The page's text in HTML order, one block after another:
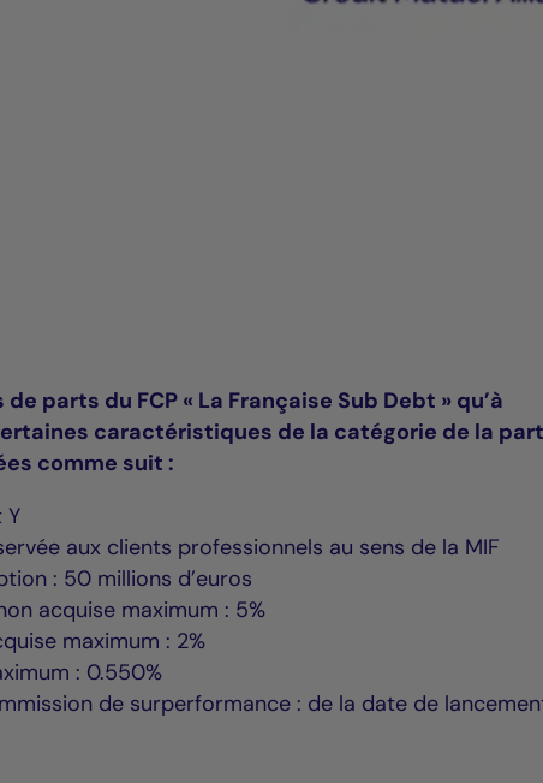
parts du FCP « La Française Sub Debt » qu’à
caractéristiques de la catégorie de la
comme suit :
Y
aux clients professionnels au sens de la MIF
: 50 millions d’euros
acquise maximum : 5%
maximum : 2%
: 0.550%
de surperformance : de la date de